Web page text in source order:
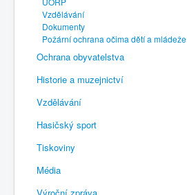
Vzdělávání
Dokumenty
Požární ochrana očima dětí a mládeže
Ochrana obyvatelstva
Historie a muzejnictví
Vzdělávání
Hasičský sport
Tiskoviny
Média